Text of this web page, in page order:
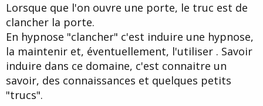
Lorsque que l'on ouvre une porte, le truc est de
clancher la porte.
En hypnose "clancher" c'est induire une hypnose,
la maintenir et, éventuellement, l'utiliser . Savoir
induire dans ce domaine, c'est connaitre un
savoir, des connaissances et quelques petits
"trucs".